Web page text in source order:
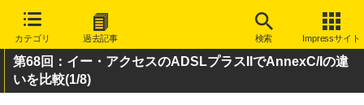
カテゴリ 過去記事 検索 Impressサイト
第68回：イー・アクセスのADSLプラスIIでAnnexC/Iの違
いを比較(1/8)